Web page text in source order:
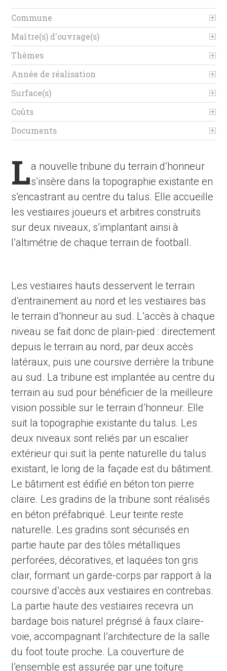
Commune
Maître(s) d'ouvrage(s)
Thèmes
Année de réalisation
Surface(s)
Coûts
Documents
La nouvelle tribune du terrain d’honneur
s’insère dans la topographie existante en
s’encastrant au centre du talus. Elle accueille
les vestiaires joueurs et arbitres construits
sur deux niveaux, s’implantant ainsi à
l’altimétrie de chaque terrain de football.
Les vestiaires hauts desservent le terrain
d’entrainement au nord et les vestiaires bas
le terrain d’honneur au sud. L’accès à chaque
niveau se fait donc de plain-pied : directement
depuis le terrain au nord, par deux accès
latéraux, puis une coursive derrière la tribune
au sud. La tribune est implantée au centre du
terrain au sud pour bénéficier de la meilleure
vision possible sur le terrain d’honneur. Elle
suit la topographie existante du talus. Les
deux niveaux sont reliés par un escalier
extérieur qui suit la pente naturelle du talus
existant, le long de la façade est du bâtiment.
Le bâtiment est édifié en béton ton pierre
claire. Les gradins de la tribune sont réalisés
en béton préfabriqué. Leur teinte reste
naturelle. Les gradins sont sécurisés en
partie haute par des tôles métalliques
perforées, décoratives, et laquées ton gris
clair, formant un garde-corps par rapport à la
coursive d’accès aux vestiaires en contrebas.
La partie haute des vestiaires recevra un
bardage bois naturel prégrisé à faux claire-
voie, accompagnant l’architecture de la salle
du foot toute proche. La couverture de
l’ensemble est assurée par une toiture